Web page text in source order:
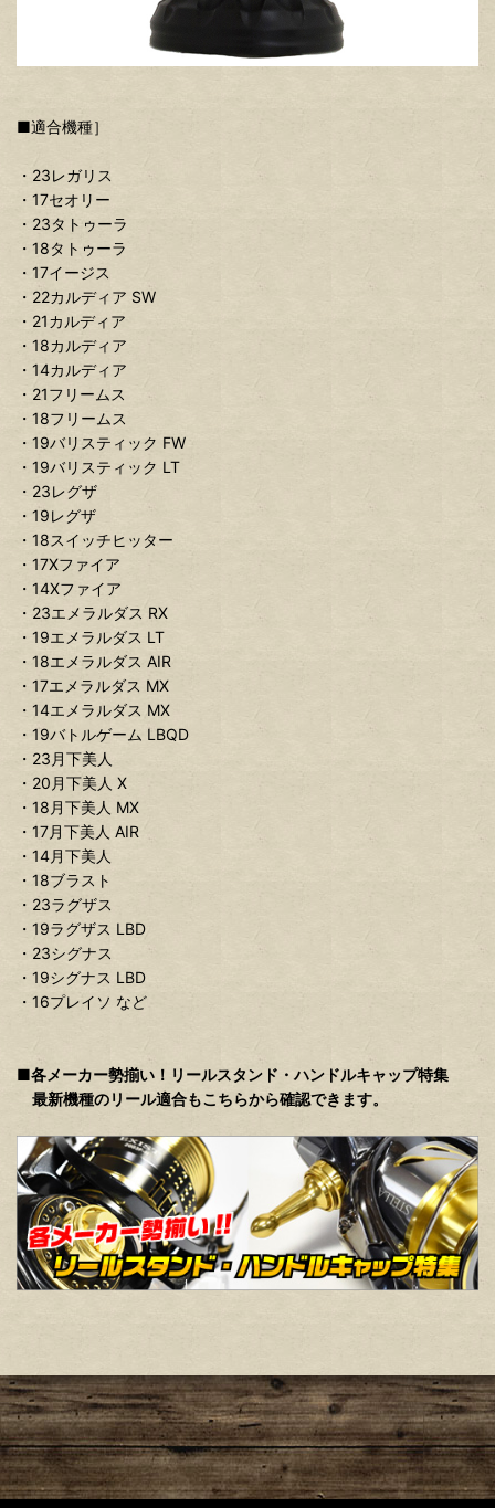
■適合機種］
・23レガリス
・17セオリー
・23タトゥーラ
・18タトゥーラ
・17イージス
・22カルディア SW
・21カルディア
・18カルディア
・14カルディア
・21フリームス
・18フリームス
・19バリスティック FW
・19バリスティック LT
・23レグザ
・19レグザ
・18スイッチヒッター
・17Xファイア
・14Xファイア
・23エメラルダス RX
・19エメラルダス LT
・18エメラルダス AIR
・17エメラルダス MX
・14エメラルダス MX
・19バトルゲーム LBQD
・23月下美人
・20月下美人 X
・18月下美人 MX
・17月下美人 AIR
・14月下美人
・18ブラスト
・23ラグザス
・19ラグザス LBD
・23シグナス
・19シグナス LBD
・16プレイソ など
■各メーカー勢揃い！リールスタンド・ハンドルキャップ特集
最新機種のリール適合もこちらから確認できます。